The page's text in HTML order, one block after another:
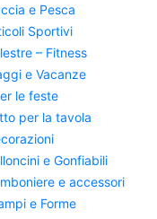
e Pesca
Sportivi
– Fitness
e Vacanze
le feste
per la tavola
e Gonfiabili
e accessori
e Forme